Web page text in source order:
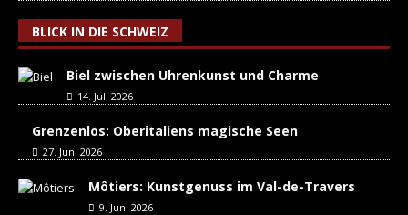
BLICK IN DIE SCHWEIZ
Biel zwischen Uhrenkunst und Charme
14. Juli 2026
Grenzenlos: Oberitaliens magische Seen
27. Juni 2026
Môtiers: Kunstgenuss im Val-de-Travers
9. Juni 2026